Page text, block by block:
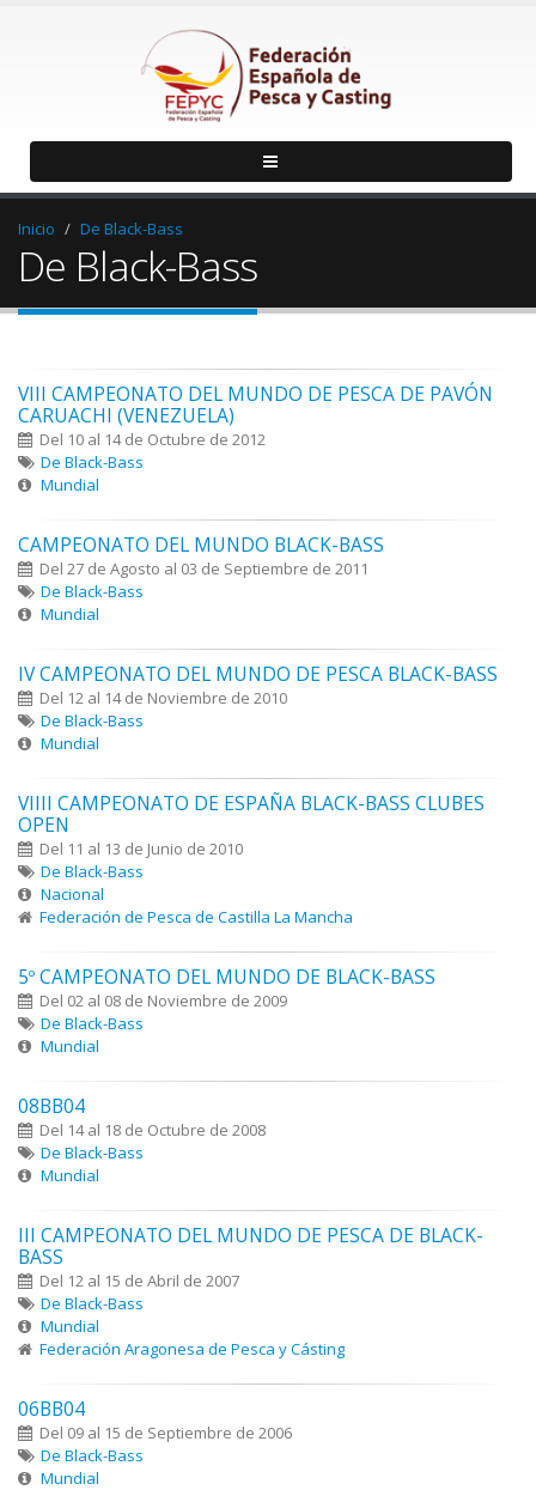
Inicio De Black-Bass
De Black-Bass
VIII CAMPEONATO DEL MUNDO DE PESCA DE PAVÓN
CARUACHI (VENEZUELA)
Del 10 al 14 de Octubre de 2012
De Black-Bass
Mundial
CAMPEONATO DEL MUNDO BLACK-BASS
Del 27 de Agosto al 03 de Septiembre de 2011
De Black-Bass
Mundial
IV CAMPEONATO DEL MUNDO DE PESCA BLACK-BASS
Del 12 al 14 de Noviembre de 2010
De Black-Bass
Mundial
VIIII CAMPEONATO DE ESPAÑA BLACK-BASS CLUBES
OPEN
Del 11 al 13 de Junio de 2010
De Black-Bass
Nacional
Federación de Pesca de Castilla La Mancha
5º CAMPEONATO DEL MUNDO DE BLACK-BASS
Del 02 al 08 de Noviembre de 2009
De Black-Bass
Mundial
08BB04
Del 14 al 18 de Octubre de 2008
De Black-Bass
Mundial
III CAMPEONATO DEL MUNDO DE PESCA DE BLACK-
BASS
Del 12 al 15 de Abril de 2007
De Black-Bass
Mundial
Federación Aragonesa de Pesca y Cásting
06BB04
Del 09 al 15 de Septiembre de 2006
De Black-Bass
Mundial